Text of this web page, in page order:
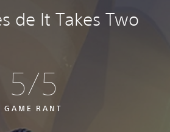
de It Takes Two
5/5
GAME RANT